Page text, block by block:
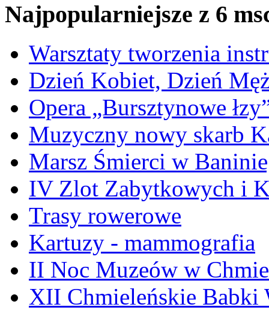
Najpopularniejsze z 6
Warsztaty tworzenia
Dzień Kobiet, Dzień
Opera „Bursztynowe
Muzyczny nowy skarb
Marsz Śmierci w
IV Zlot Zabytkowych i
Trasy rowerowe
Kartuzy - mammografia
II Noc Muzeów w
XII Chmieleńskie Babki